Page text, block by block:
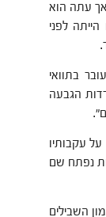
אך עתה הוא
לפני
בתוואי
הגבעה
עקבותיו
נפתח שם
השבילים